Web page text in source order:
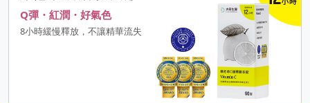
Q彈・紅潤・好氣色
8小時緩慢釋放，不讓精華流失